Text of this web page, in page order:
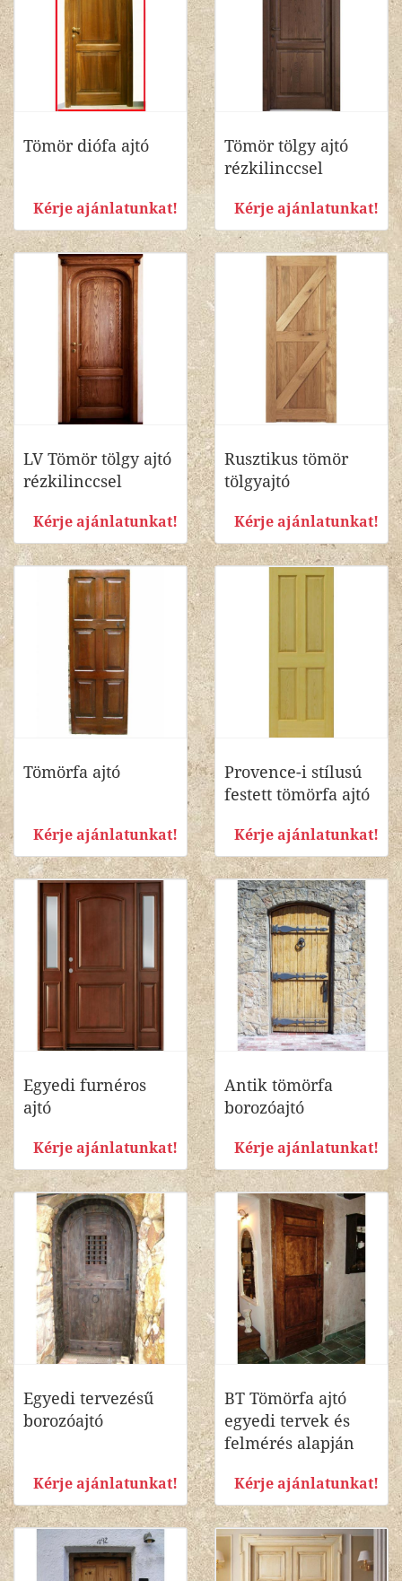
Tömör diófa ajtó
Kérje ajánlatunkat!
Tömör tölgy ajtó
rézkilinccsel
Kérje ajánlatunkat!
LV Tömör tölgy ajtó
rézkilinccsel
Kérje ajánlatunkat!
Rusztikus tömör
tölgyajtó
Kérje ajánlatunkat!
Tömörfa ajtó
Kérje ajánlatunkat!
Provence-i stílusú
festett tömörfa ajtó
Kérje ajánlatunkat!
Egyedi furnéros
ajtó
Kérje ajánlatunkat!
Antik tömörfa
borozóajtó
Kérje ajánlatunkat!
Egyedi tervezésű
borozóajtó
Kérje ajánlatunkat!
BT Tömörfa ajtó
egyedi tervek és
felmérés alapján
Kérje ajánlatunkat!